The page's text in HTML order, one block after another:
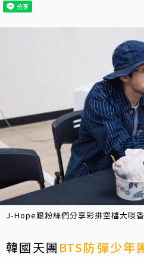
J-Hope跟粉絲們分享彩排空檔大啖
韓國天團 BTS防彈少年